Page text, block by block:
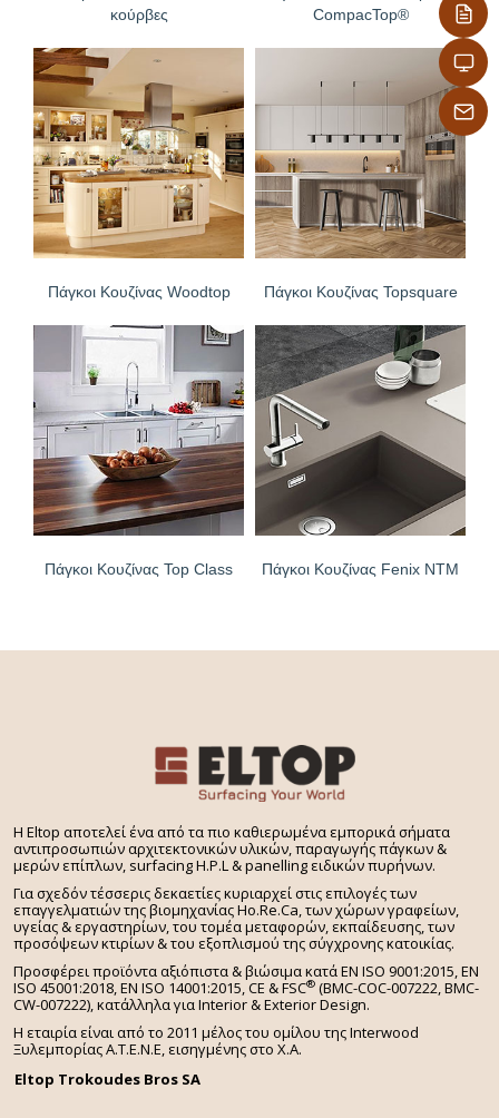
κούρβες
CompacTop®
Πάγκοι Κουζίνας Woodtop Πάγκοι Κουζίνας Topsquare
Πάγκοι Κουζίνας Top Class Πάγκοι Κουζίνας Fenix NTM
H Eltop αποτελεί ένα από τα πιο καθιερωμένα εμπορικά σήματα
αντιπροσωπιών αρχιτεκτονικών υλικών, παραγωγής πάγκων &
μερών επίπλων, surfacing H.P.L & panelling ειδικών πυρήνων.
Για σχεδόν τέσσερις δεκαετίες κυριαρχεί στις επιλογές των
επαγγελματιών της βιομηχανίας Ho.Re.Ca, των χώρων γραφείων,
υγείας & εργαστηρίων, του τομέα μεταφορών, εκπαίδευσης, των
προσόψεων κτιρίων & του εξοπλισμού της σύγχρονης κατοικίας.
Προσφέρει προϊόντα αξιόπιστα & βιώσιμα κατά EN ISO 9001:2015, EN
ISO 45001:2018, EN ISO 14001:2015,CE & FSC® (BMC-COC-007222, BMC-
CW-007222), κατάλληλα για Interior & Exterior Design.
Η εταιρία είναι από το 2011 μέλος του ομίλου της Interwood
Ξυλεμπορίας Α.Τ.Ε.Ν.Ε, εισηγμένης στο Χ.A.
Eltop Trokoudes Bros SA